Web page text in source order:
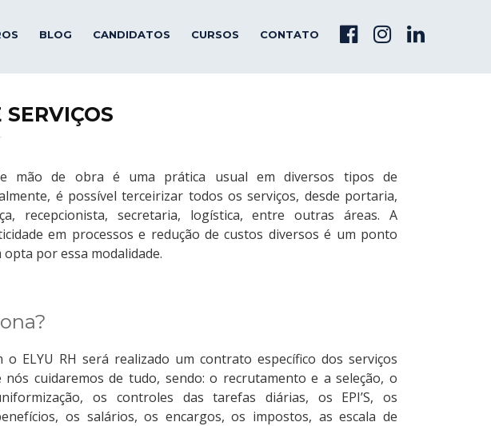
BLOG CANDIDATOS CURSOS CONTATO
mão de obra é uma prática usual em diversos tipos de
é possível terceirizar todos os serviços, desde portaria,
recepcionista, secretaria, logística, entre outras áreas. A
em processos e redução de custos diversos é um ponto
por essa modalidade.
o ELYU RH será realizado um contrato específico dos serviços
nós cuidaremos de tudo, sendo: o recrutamento e a seleção, o
os controles das tarefas diárias, os EPI’S, os
os salários, os encargos, os impostos, as escala de